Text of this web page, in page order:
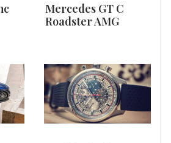
Mercedes GT C
Roadster AMG